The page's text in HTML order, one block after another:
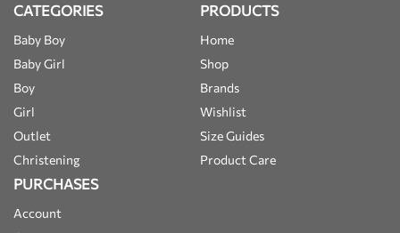
CATEGORIES
Baby Boy
Baby Girl
Boy
Girl
Outlet
Christening
PRODUCTS
Home
Shop
Brands
Wishlist
Size Guides
Product Care
PURCHASES
Account